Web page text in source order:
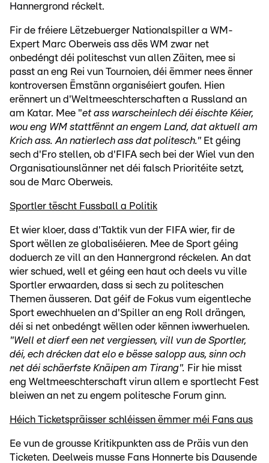
Hannergrond réckelt.
Fir de fréiere Lëtzebuerger Nationalspiller a WM-
Expert Marc Oberweis ass dës WM zwar net
onbedéngt déi politeschst vun allen Zäiten, mee si
passt an eng Rei vun Tournoien, déi ëmmer nees ënner
kontroversen Ëmstänn organiséiert goufen. Hien
erënnert un d'Weltmeeschterschaften a Russland an
am Katar. Mee "et ass warscheinlech déi éischte Kéier,
wou eng WM stattfënnt an engem Land, dat aktuell am
Krich ass. An natierlech ass dat politesch." Et géing
sech d'Fro stellen, ob d'FIFA sech bei der Wiel vun den
Organisatiounslänner net déi falsch Prioritéite setzt,
sou de Marc Oberweis.
Sportler tëscht Fussball a Politik
Et wier kloer, dass d'Taktik vun der FIFA wier, fir de
Sport wëllen ze globaliséieren. Mee de Sport géing
doduerch ze vill an den Hannergrond réckelen. An dat
wier schued, well et géing een haut och deels vu ville
Sportler erwaarden, dass si sech zu politeschen
Themen äusseren. Dat géif de Fokus vum eigentleche
Sport ewechhuelen an d'Spiller an eng Roll drängen,
déi si net onbedéngt wëllen oder kënnen iwwerhuelen.
"Well et dierf een net vergiessen, vill vun de Sportler,
déi, ech drécken dat elo e bësse salopp aus, sinn och
net déi schäerfste Knäipen am Tirang". Fir hie misst
eng Weltmeeschterschaft virun allem e sportlecht Fest
bleiwen an net zu engem politesche Forum ginn.
Héich Ticketspräisser schléissen ëmmer méi Fans aus
Ee vun de grousse Kritikpunkten ass de Präis vun den
Ticketen. Deelweis musse Fans Honnerte bis Dausende